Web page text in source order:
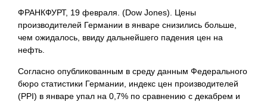
ФРАНКФУРТ, 19 февраля. (Dow Jones). Цены
производителей Германии в январе снизились больше,
чем ожидалось, ввиду дальнейшего падения цен на
нефть.
Согласно опубликованным в среду данным Федерального
бюро статистики Германии, индекс цен производителей
(PPI) в январе упал на 0,7% по сравнению с декабрем и